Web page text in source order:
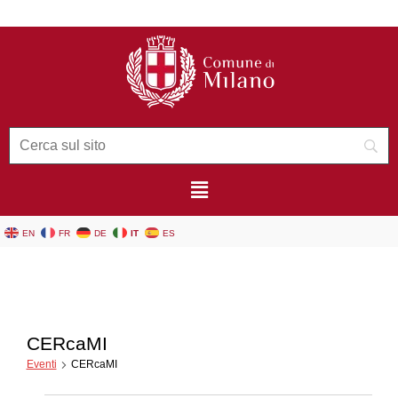
EN FR DE IT ES
CERcaMI
Eventi CERcaMI